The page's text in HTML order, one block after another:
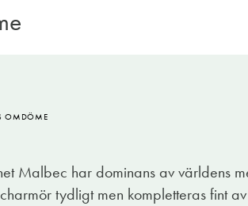
OMDÖME
Malbec har dominans av världens
tydligt men kompletteras fint
Hills, ett område i södra
Resultatet blir ett tillgängligt